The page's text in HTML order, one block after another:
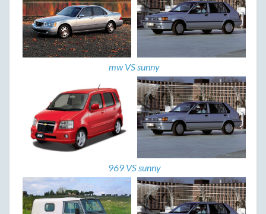
mw VS sunny
969 VS sunny